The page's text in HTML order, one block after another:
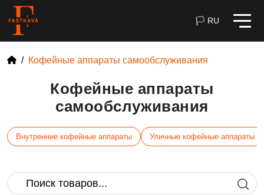
🏳 RU
Кофейные аппараты самообслуживания
Кофейные аппараты
самообслуживания
Внутренние кофейные аппараты Уличные кофейные аппараты